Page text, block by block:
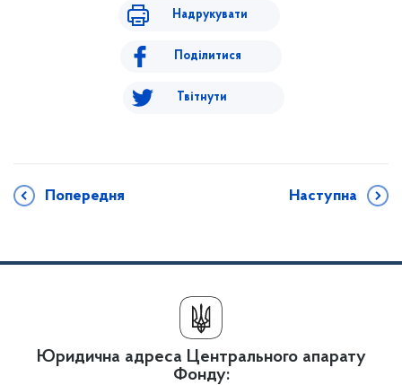
Надрукувати
Поділитися
Твітнути
Попередня Наступна
Юридична адреса Центрального апарату
Фонду: